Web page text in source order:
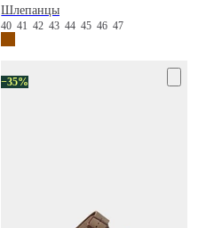
Шлепанцы
4041424344454647
−35%